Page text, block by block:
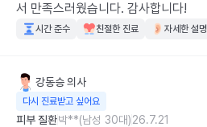
서 만족스러웠습니다. 감사합니다!
시간 준수 친절한 진료 자세한 설명
강동승의사
다시 진료받고 싶어요
피부 질환박**(남성 30대)26.7.21